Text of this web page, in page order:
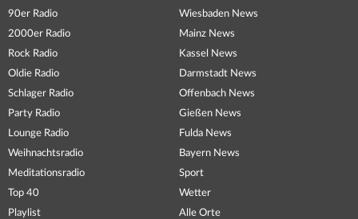
90er Radio
2000er Radio
Rock Radio
Oldie Radio
Schlager Radio
Party Radio
Lounge Radio
Weihnachtsradio
Meditationsradio
Top 40
Playlist
Wiesbaden News
Mainz News
Kassel News
Darmstadt News
Offenbach News
Gießen News
Fulda News
Bayern News
Sport
Wetter
Alle Orte